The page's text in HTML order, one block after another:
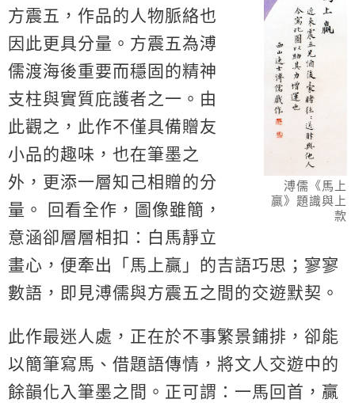
溥儒《馬上
贏》題識與上
款
方震五，作品的人物脈絡也
因此更具分量。方震五為溥
儒渡海後重要而穩固的精神
支柱與實質庇護者之一。由
此觀之，此作不僅具備贈友
小品的趣味，也在筆墨之
外，更添一層知己相贈的分
量。 回看全作，圖像雖簡，
意涵卻層層相扣：白馬靜立
畫心，便牽出「馬上贏」的吉語巧思；寥寥
數語，即見溥儒與方震五之間的交遊默契。
此作最迷人處，正在於不事繁景鋪排，卻能
以簡筆寫馬、借題語傳情，將文人交遊中的
餘韻化入筆墨之間。正可謂：一馬回首，贏